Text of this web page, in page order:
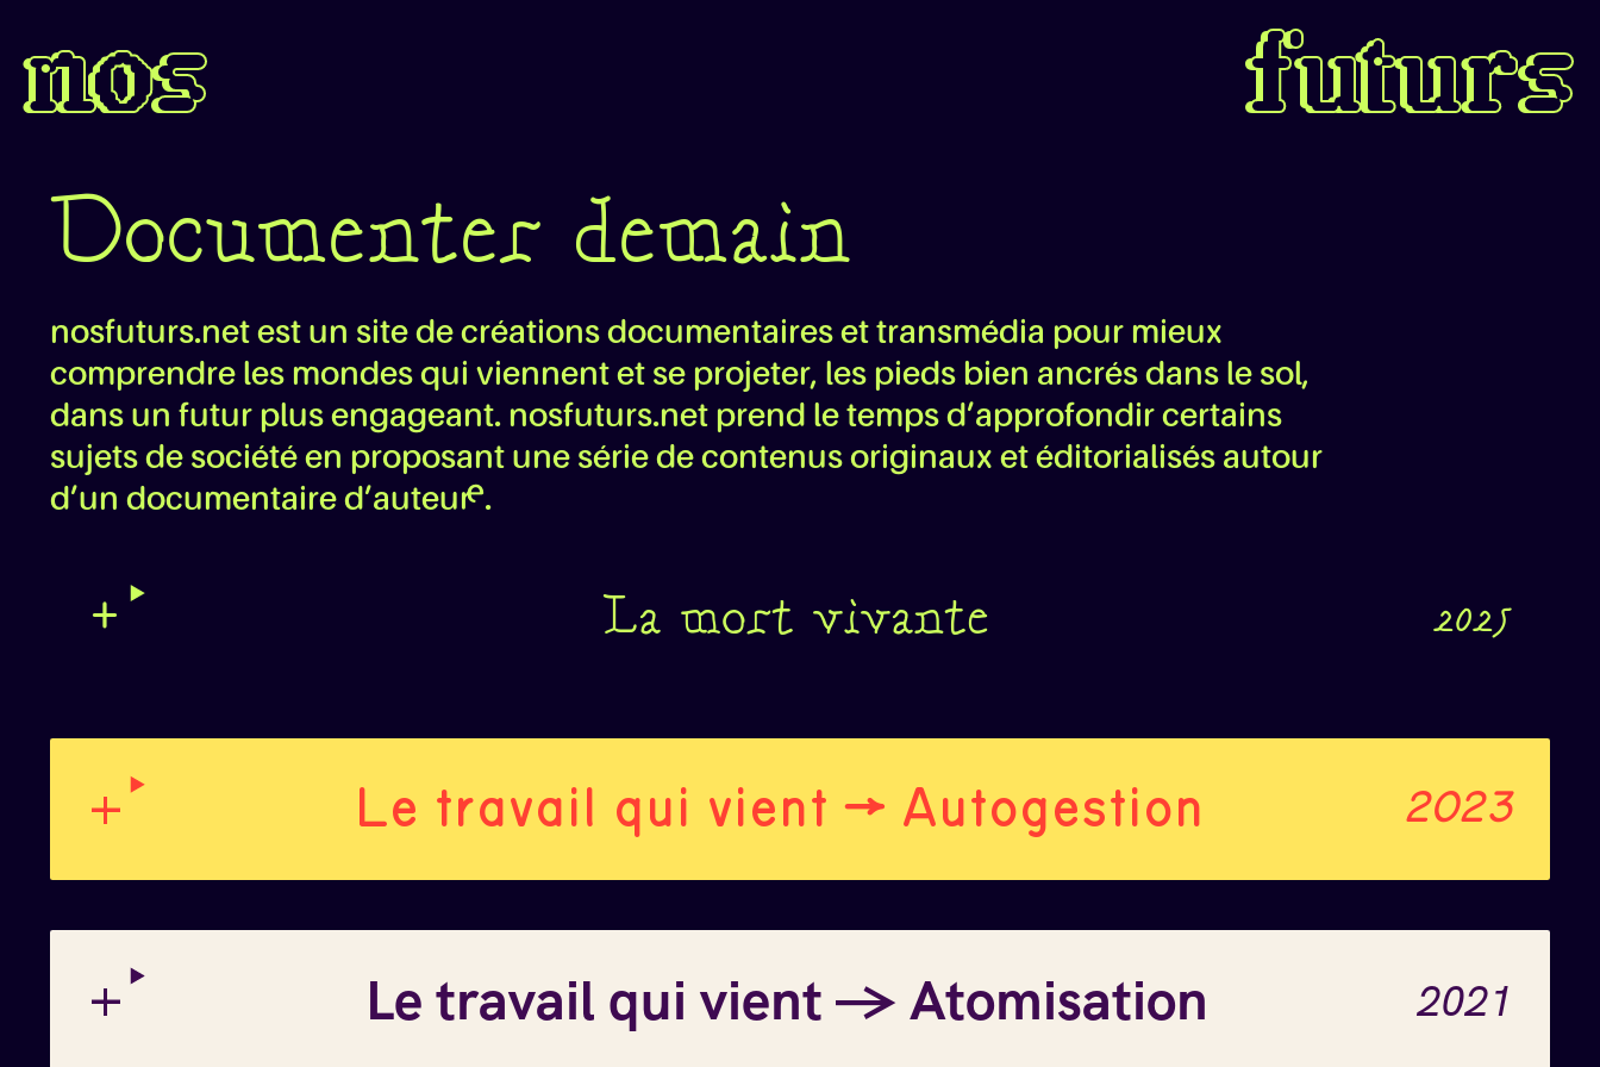
nos futurs
Documenter demain
nosfuturs.net est un site de créations documentaires et transmédia pour mieux
comprendre les mondes qui viennent et se projeter, les pieds bien ancrés dans le sol,
dans un futur plus engageant. nosfuturs.net prend le temps d’approfondir certains
sujets de société en proposant une série de contenus originaux et éditorialisés autour
d’un documentaire d’auteur·e.
La mort vivante 2025
Le travail qui vient → Autogestion 2023
Le travail qui vient → Atomisation 2021